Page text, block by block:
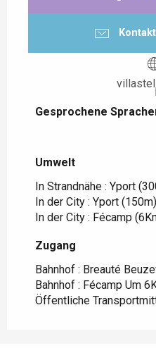
Gesprochene
Gesprochene
Umwelt
Umwelt
In Strandnähe : Yport
In der City : Yport (150m)
In der City : Fécamp
Zugang
Zugang
Bahnhof : Breauté
Bahnhof : Fécamp Um
Öffentliche